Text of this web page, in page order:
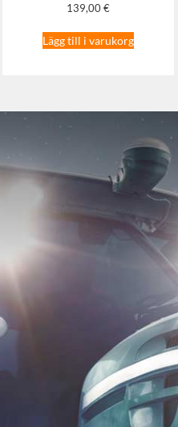
139,00€
Lägg till i varukorg